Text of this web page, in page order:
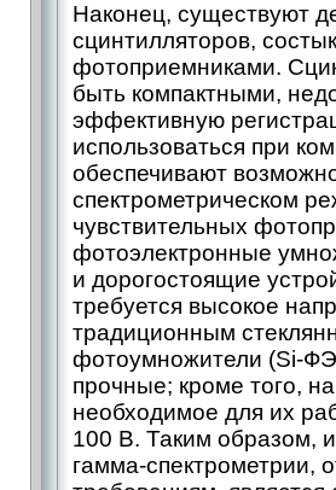
Наконец, существуют
сцинтилляторов,
фотоприемниками.
быть компактными,
эффективную
использоваться при
обеспечивают
спектрометрическом
чувствительных
фотоэлектронные
и дорогостоящие
требуется высокое
традиционным
фотоумножители (Si-
прочные; кроме того,
необходимое для их
100 В. Таким образом,
гамма-спектрометрии,